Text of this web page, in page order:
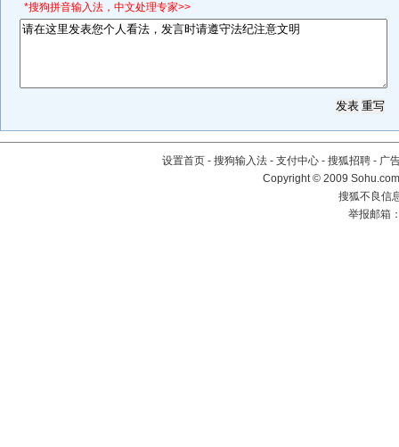
*搜狗拼音输入法，中文处理专家>>
设置首页 - 搜狗输入法 - 支付中心 - 搜狐招聘 - 广
Copyright © 2009
搜狐不良信
举报邮箱